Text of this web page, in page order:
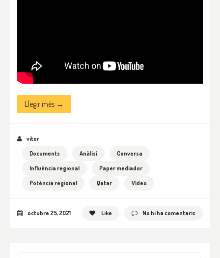
Llegir més →
vitor
Documents
Anàlisi
Conversa
Influència regional
Paper mediador
Potència regional
Qatar Vídeo
octubre 25, 2021 Like No hi ha comentaris